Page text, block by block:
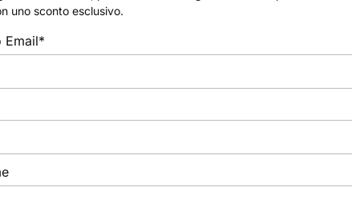
uno sconto esclusivo.
Email*